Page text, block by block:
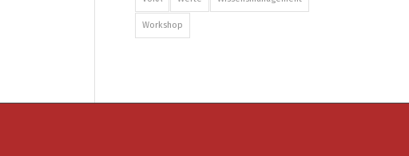
Workshop